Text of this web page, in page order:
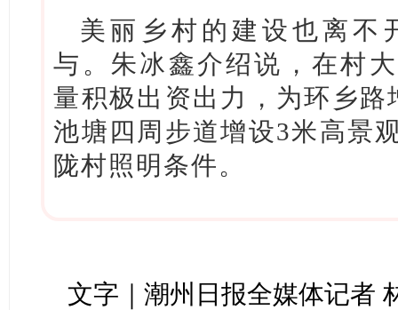
美丽乡村的建设也离不
与。朱冰鑫介绍说，在村
量积极出资出力，为环乡
池塘四周步道增设3米高景
陇村照明条件。
文字｜潮州日报全媒体记者